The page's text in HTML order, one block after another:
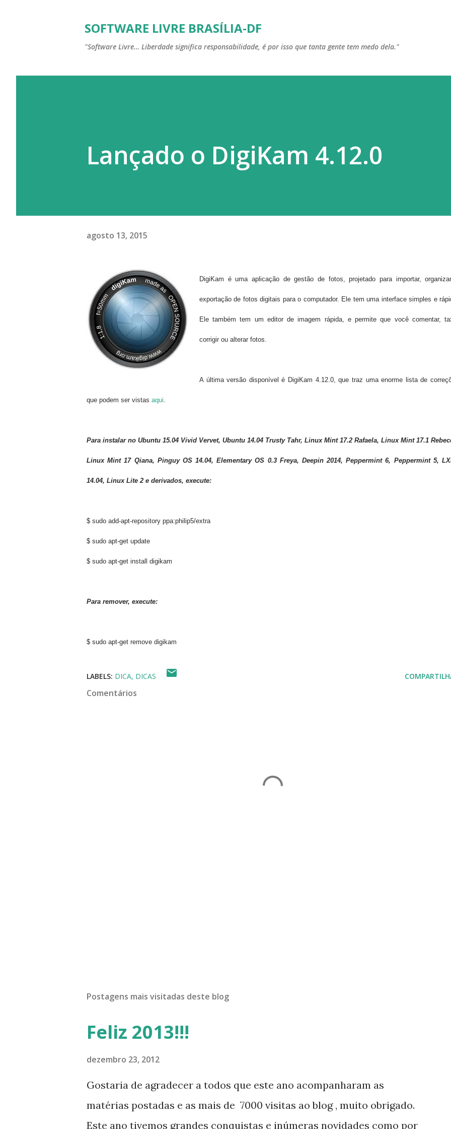
SOFTWARE LIVRE BRASÍLIA-DF
"Software Livre… Liberdade significa responsabilidade, é por isso que tanta gente tem medo dela."
Lançado o DigiKam 4.12.0
agosto 13, 2015
DigiKam é uma aplicação de gestão de fotos, projetado para importar, organizar
exportação de fotos digitais para o computador. Ele tem uma interface simples e
Ele também tem um editor de imagem rápida, e permite que você comentar,
corrigir ou alterar fotos.
A última versão disponível é DigiKam 4.12.0, que traz uma enorme lista de
que podem ser vistas aqui.
Para instalar no Ubuntu 15.04 Vivid Vervet, Ubuntu 14.04 Trusty Tahr, Linux Mint 17.2 Rafaela, Linux Mint 17.1
Linux Mint 17 Qiana, Pinguy OS 14.04, Elementary OS 0.3 Freya, Deepin 2014, Peppermint 6, Peppermint 5,
14.04, Linux Lite 2 e derivados, execute:
$ sudo add-apt-repository ppa:philip5/extra
$ sudo apt-get update
$ sudo apt-get install digikam
Para remover, execute:
$ sudo apt-get remove digikam
LABELS: DICA DICAS
Comentários
Postagens mais visitadas deste blog
Feliz 2013!!!
dezembro 23, 2012
Gostaria de agradecer a todos que este ano acompanharam as
matérias postadas e as mais de 7000 visitas ao blog , muito obrigado.
Este ano tivemos grandes conquistas e inúmeras novidades como por